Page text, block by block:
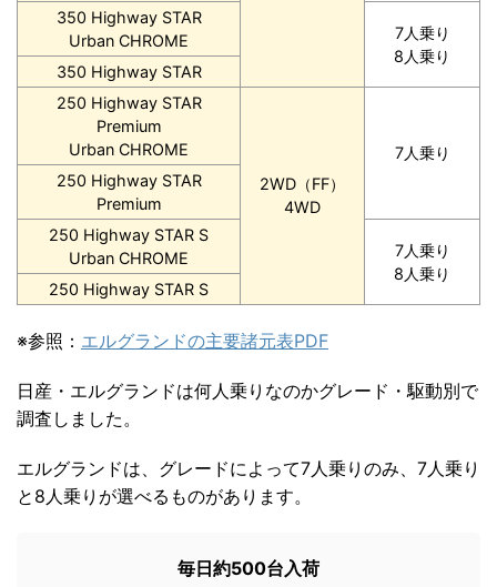
350 Highway STAR
Urban CHROME
7人乗り
8人乗り
350 Highway STAR
250 Highway STAR
Premium
Urban CHROME
2WD（FF）
4WD
7人乗り
250 Highway STAR
Premium
250 Highway STAR S
Urban CHROME
7人乗り
8人乗り
250 Highway STAR S
※参照： エルグランドの主要諸元表PDF
日産・エルグランドは何人乗りなのかグレード・駆動別で
調査しました。
エルグランドは、グレードによって7人乗りのみ、7人乗り
と8人乗りが選べるものがあります。
毎日約500台入荷